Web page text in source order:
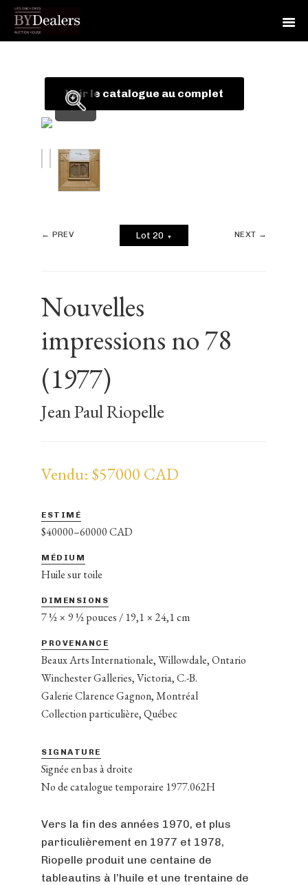
Voir le catalogue au complet
← PREV Lot 20 ▼ NEXT →
Nouvelles
impressions no 78
(1977)
Jean Paul Riopelle
Vendu: $57000 CAD
ESTIMÉ
$40000–60000 CAD
MÉDIUM
Huile sur toile
DIMENSIONS
7 ½ × 9 ½ pouces / 19,1 × 24,1 cm
PROVENANCE
Beaux Arts Internationale, Willowdale, Ontario
Winchester Galleries, Victoria, C.-B.
Galerie Clarence Gagnon, Montréal
Collection particulière, Québec
SIGNATURE
Signée en bas à droite
No de catalogue temporaire 1977.062H
Vers la fin des années 1970, et plus
particulièrement en 1977 et 1978,
Riopelle produit une centaine de
tableautins à l’huile et une trentaine de